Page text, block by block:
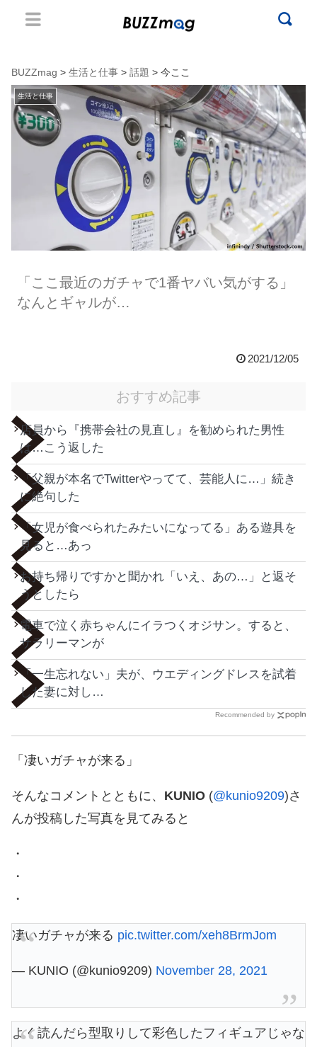
BUZZmag > 生活と仕事 > 話題 > 今ここ
生活と仕事
「ここ最近のガチャで1番ヤバい気がする」
なんとギャルが…
2021/12/05
おすすめ記事
店員から『携帯会社の見直し』を勧められた男性
は…こう返した
「父親が本名でTwitterやってて、芸能人に…」続き
に絶句した
「女児が食べられたみたいになってる」ある遊具を
見ると…あっ
お持ち帰りですかと聞かれ「いえ、あの…」と返そ
うとしたら
電車で泣く赤ちゃんにイラつくオジサン。すると、
サラリーマンが
「一生忘れない」夫が、ウエディングドレスを試着
した妻に対し…
Recommended by
「凄いガチャが来る」
そんなコメントとともに、 KUNIO (@kunio9209)さ
んが投稿した写真を見てみると
・
・
・
凄いガチャが来る pic.twitter.com/xeh8BrmJom
— KUNIO (@kunio9209) November 28, 2021
よく読んだら型取りして彩色したフィギュアじゃな